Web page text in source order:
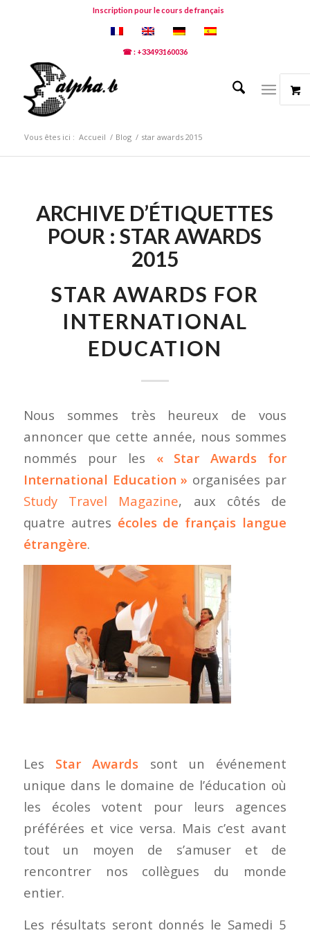
Inscription pour le cours de français
☎ : +33493160036
Vous êtes ici : Accueil / Blog / star awards 2015
ARCHIVE D’ÉTIQUETTES
POUR :STAR AWARDS
2015
STAR AWARDS FOR
INTERNATIONAL
EDUCATION
Nous sommes très heureux de vous
annoncer que cette année, nous sommes
nommés pour les « Star Awards for
International Education » organisées par
Study Travel Magazine, aux côtés de
quatre autres écoles de français langue
étrangère.
Les Star Awards sont un événement
unique dans le domaine de l’éducation où
les écoles votent pour leurs agences
préférées et vice versa. Mais c’est avant
tout un moyen de s’amuser et de
rencontrer nos collègues du monde
entier.
Les résultats seront donnés le Samedi 5